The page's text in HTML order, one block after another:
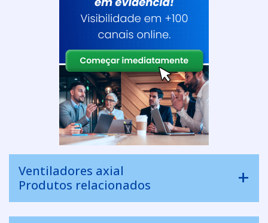
Ventiladores axial
Produtos relacionados